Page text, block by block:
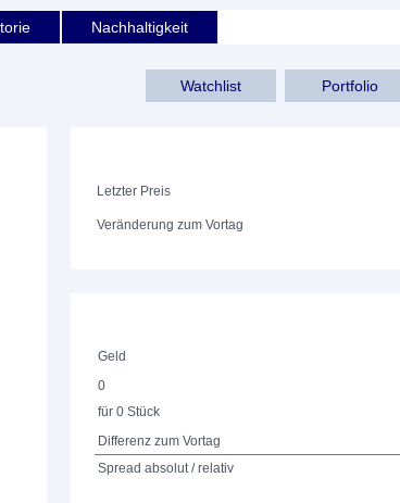
Nachhaltigkeit
Watchlist Portfolio
Letzter Preis
Veränderung zum Vortag
Geld
0
für 0 Stück
Differenz zum Vortag
Spread absolut / relativ